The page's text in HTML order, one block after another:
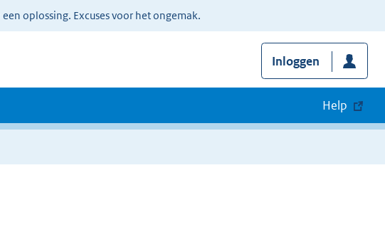
oplossing. Excuses voor het ongemak.
Inloggen
Help